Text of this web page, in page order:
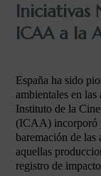
Iniciativas
ICAA a la
España ha sido
ambientales en
Instituto de la
(ICAA) incorporó
baremación de las
aquellas
registro de